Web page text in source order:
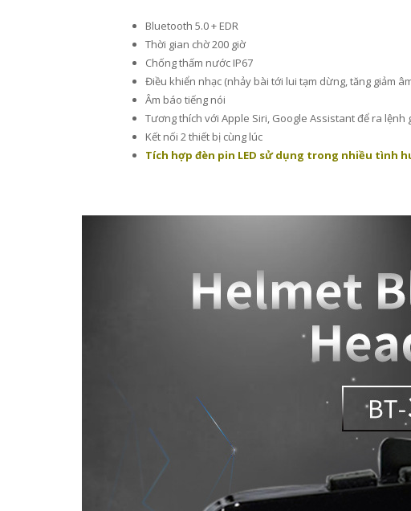
Bluetooth 5.0 + EDR
Thời gian chờ 200 giờ
Chống thấm nước IP67
Điều khiển nhạc (nhảy bài tới lui tạm dừng, tăng giảm
Âm báo tiếng nói
Tương thích với Apple Siri, Google Assistant để ra lệnh
Kết nối 2 thiết bị cùng lúc
Tích hợp đèn pin LED sử dụng trong nhiều tình